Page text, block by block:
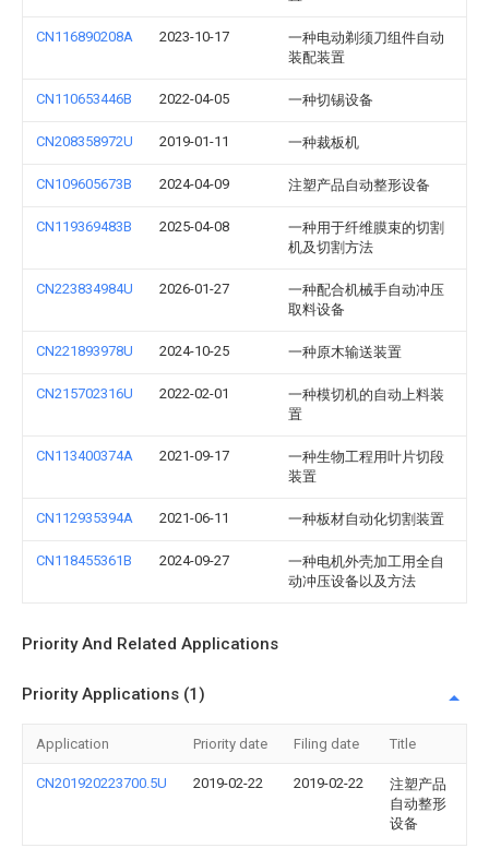
CN116890208A 2023-10-17
一种电动剃须刀组件自动
装配装置
CN110653446B 2022-04-05 一种切锡设备
CN208358972U 2019-01-11 一种裁板机
CN109605673B 2024-04-09 注塑产品自动整形设备
CN119369483B 2025-04-08
一种用于纤维膜束的切割
机及切割方法
CN223834984U 2026-01-27
一种配合机械手自动冲压
取料设备
CN221893978U 2024-10-25 一种原木输送装置
CN215702316U 2022-02-01
一种模切机的自动上料装
置
CN113400374A 2021-09-17
一种生物工程用叶片切段
装置
CN112935394A 2021-06-11 一种板材自动化切割装置
CN118455361B 2024-09-27
一种电机外壳加工用全自
动冲压设备以及方法
Priority And Related Applications
Priority Applications (1)
Application Priority date Filing date Title
CN201920223700.5U 2019-02-22 2019-02-22
注塑产品
自动整形
设备